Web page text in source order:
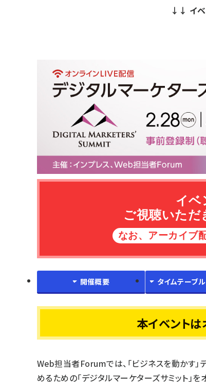
イベ
ご視聴いただ
なお、アーカイブ
開催概要 タイムテーブ
本イベント
Web担当者Forumでは、「ビジネスを動かす
めるための「デジタルマーケターズサミット」